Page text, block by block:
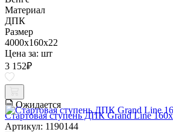
Материал
ДПК
Размер
4000x160x22
Цена за: шт
3 152₽
Ожидается
Стартовая ступень ДПК Grand Line
Артикул: 1190144